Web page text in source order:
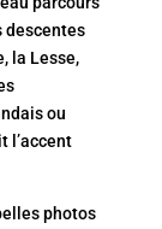
descentes
la Lesse,
ou
l’accent
photos